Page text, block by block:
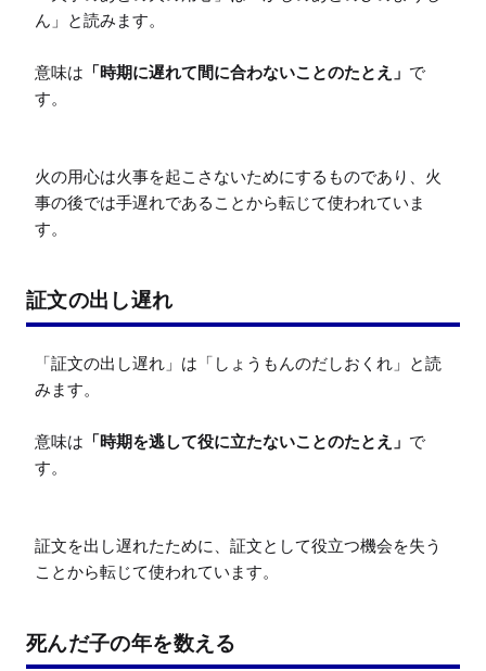
ん」と読みます。
意味は 「時期に遅れて間に合わないことのたとえ」 で
す。
火の用心は火事を起こさないためにするものであり、火
事の後では手遅れであることから転じて使われていま
す。
証文の出し遅れ
「証文の出し遅れ」は「しょうもんのだしおくれ」と読
みます。
意味は 「時期を逃して役に立たないことのたとえ」 で
す。
証文を出し遅れたために、証文として役立つ機会を失う
ことから転じて使われています。
死んだ子の年を数える